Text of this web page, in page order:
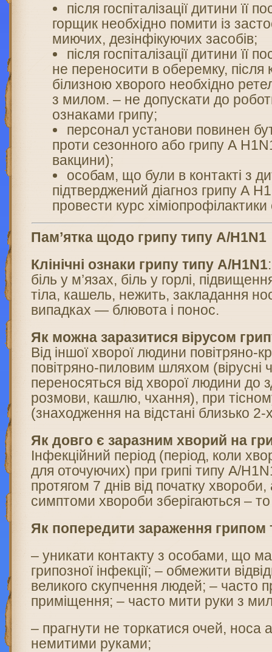
після госпіталізації дитини її
горщик необхідно помити із
миючих, дезінфікуючих засобів;
після госпіталізації дитини її
не переносити в оберемку, після
білизною хворого необхідно
з милом. – не допускати до
ознаками грипу;
персонал установи повинен
проти сезонного або грипу А
вакцини);
особам, що були в контакті з
підтверджений діагноз грипу А
провести курс хіміопрофілактики
Пам’ятка щодо грипу типу А/Н1N1
Клінічні ознаки грипу типу А/H1N1
біль у м’язах, біль у горлі,
тіла, кашель, нежить, закладання
випадках — блювота і понос.
Як можна заразитися вірусом
Від іншої хворої людини повітряно-
повітряно-пиловим шляхом (вірусні
переносяться від хворої людини до
розмови, кашлю, чхання), при
(знаходження на відстані близько 2-
Як довго є заразним хворий на
Інфекційний період (період, коли
для оточуючих) при грипі типу А/
протягом 7 днів від початку хвороби,
симптоми хвороби зберігаються –
Як попередити зараження грипом
– уникати контакту з особами, що
грипозної інфекції; – обмежити
великого скупчення людей; – часто
приміщення; – часто мити руки з
– прагнути не торкатися очей, носа
немитими руками;